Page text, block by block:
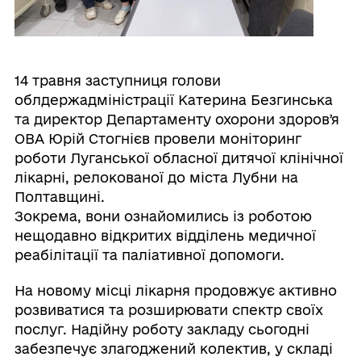
14 травня заступниця голови
облдержадміністрації Катерина Безгинська
та директор Департаменту охорони здоровʼя
ОВА Юрій Стогнієв провели моніторинг
роботи Луганської обласної дитячої клінічної
лікарні, релокованої до міста Лубни на
Полтавщині.
Зокрема, вони ознайомились із роботою
нещодавно відкритих відділень медичної
реабілітації та паліативної допомоги.
На новому місці лікарня продовжує активно
розвиватися та розширювати спектр своїх
послуг. Надійну роботу закладу сьогодні
забезпечує злагоджений колектив, у складі